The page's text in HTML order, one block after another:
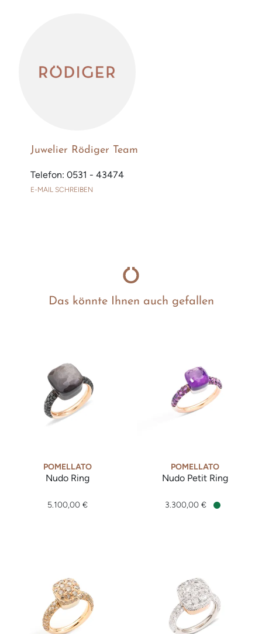
Juwelier Rödiger Team
Telefon: 0531 - 43474
E-MAIL SCHREIBEN
Das könnte Ihnen auch gefallen
POMELLATO
Nudo Ring
5.100,00 €
POMELLATO
Nudo Petit Ring
3.300,00 €